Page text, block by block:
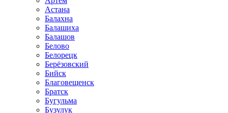
Астана
Балахна
Балашиха
Балашов
Белово
Белорецк
Берёзовский
Бийск
Благовещенск
Братск
Бугульма
Бузулук